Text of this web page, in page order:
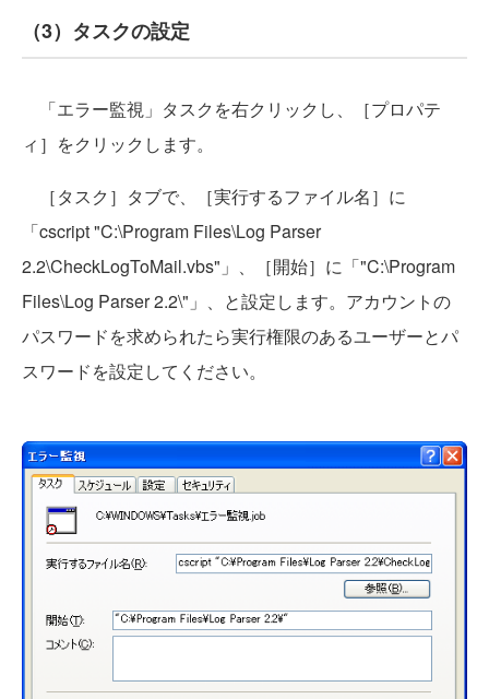
（3）タスクの設定
「エラー監視」タスクを右クリックし、［プロパテ
ィ］をクリックします。
［タスク］タブで、［実行するファイル名］に
「cscript "C:\Program Files\Log Parser
2.2\CheckLogToMail.vbs"」、［開始］に「"C:\Program
Files\Log Parser 2.2\"」、と設定します。アカウントの
パスワードを求められたら実行権限のあるユーザーとパ
スワードを設定してください。